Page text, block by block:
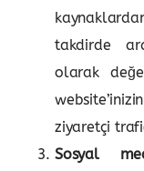
takdirde
olarak
ziyaretçi
Sosyal